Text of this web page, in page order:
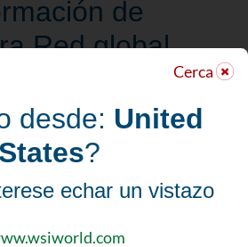
de
Red global
aplicada a
local
en todo el mundo y
digital, su Consultor
Cerca
desde: United
States?
echar un vistazo